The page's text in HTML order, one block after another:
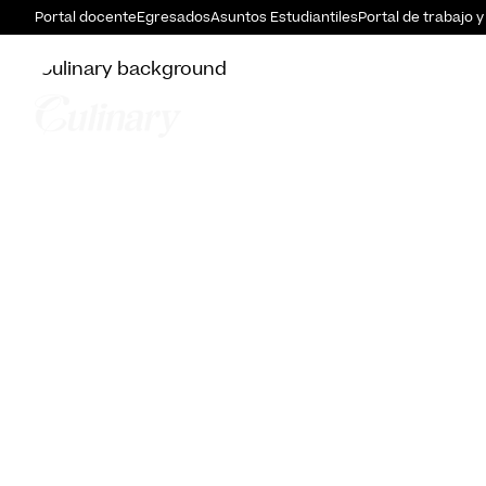
Portal docenteEgresadosAsuntos EstudiantilesPortal de trabajo